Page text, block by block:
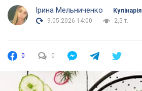
Ірина Мельниченко
Кулінарія
9.05.2026 14:00
2,5 т.
0 0